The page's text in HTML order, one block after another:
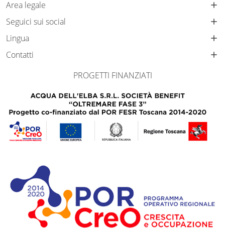
Area legale
Seguici sui social
Lingua
Contatti
PROGETTI FINANZIATI